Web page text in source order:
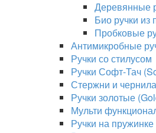
Деревянные
Био ручки из
Пробковые
Антимикробные
Ручки со стилусом
Ручки Софт-Тач
Стержни и чернила
Ручки золотые
Мульти
Ручки на пружинке